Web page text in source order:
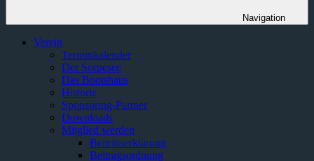
Navigation
Verein
Terminkalender
Der Sorpesee
Das Bootshaus
Historie
Sponsoring-Partner
Downloads
Mitglied werden
Beitrittserklärung
Beitragsordnung